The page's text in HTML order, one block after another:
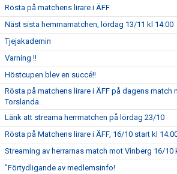
Rösta på matchens lirare i ÄFF
Näst sista hemmamatchen, lördag 13/11 kl 14:00
Tjejakademin
Varning !!
Höstcupen blev en succé!!
Rösta på matchens lirare i ÄFF på dagens match
Torslanda.
Länk att streama herrmatchen på lördag 23/10
Rösta på Matchens lirare i ÄFF, 16/10 start kl
Streaming av herrarnas match mot Vinberg 16/10
”Förtydligande av medlemsinfo!